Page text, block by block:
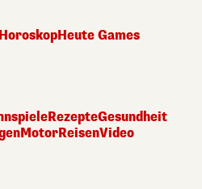
HoroskopHeute Games
RezepteGesundheit
MotorReisenVideo